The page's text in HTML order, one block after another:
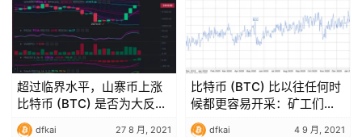
超过临界水平，山寨币上涨
比特币 (BTC) 是否为大反弹
做准备？
dfkai 27 8 月, 2021
比特币 (BTC) 比以往任何时
候都更容易开采：矿工们决
定把口袋放进口袋
dfkai 4 9 月, 2021